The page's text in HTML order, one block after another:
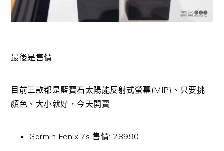
最後是售價
目前三款都是藍寶石太陽能反射式螢幕(MIP)、只要挑
顏色、大小就好，今天開賣
Garmin Fenix 7s 售價: 28990